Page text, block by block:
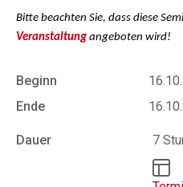
Bitte beachten Sie, dass diese
Veranstaltung angeboten wird!
Beginn
Ende
Dauer 7